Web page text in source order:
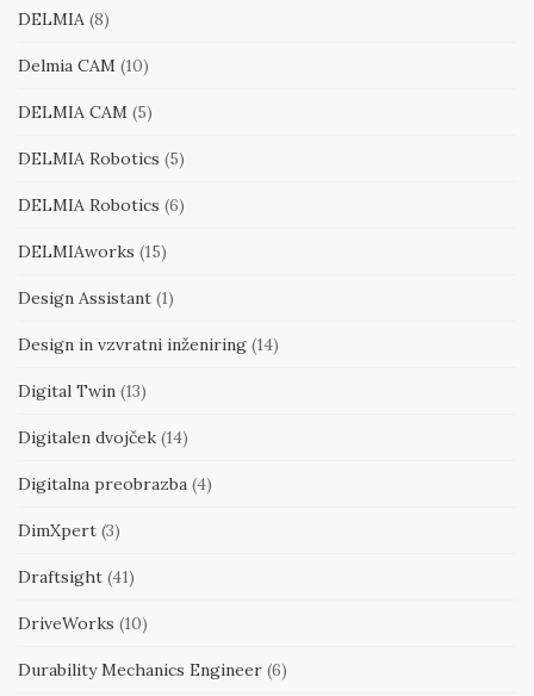
DELMIA (8)
Delmia CAM (10)
DELMIA CAM (5)
DELMIA Robotics (5)
DELMIA Robotics (6)
DELMIAworks (15)
Design Assistant (1)
Design in vzvratni inženiring (14)
Digital Twin (13)
Digitalen dvojček (14)
Digitalna preobrazba (4)
DimXpert (3)
Draftsight (41)
DriveWorks (10)
Durability Mechanics Engineer (6)